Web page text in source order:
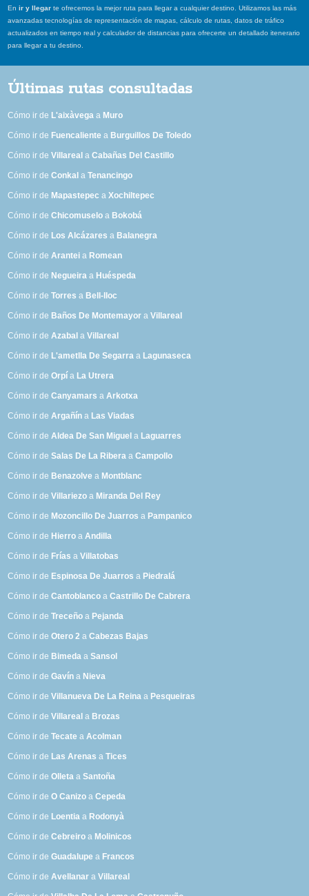
Enir y llegar te ofrecemos la mejor ruta para llegar a cualquier destino. Utilizamos las más
avanzadas tecnologías de representación de mapas, cálculo de rutas, datos de tráfico
actualizados en tiempo real y calculador de distancias para ofrecerte un detallado itenerario
para llegar a tu destino.
Últimas rutas consultadas
Cómo ir de L'aixàvega a Muro
Cómo ir de Fuencaliente a Burguillos De Toledo
Cómo ir deVillareal aCabañas Del Castillo
Cómo ir deConkal aTenancingo
Cómo ir de Mapastepec aXochiltepec
Cómo ir deChicomuselo a Bokobá
Cómo ir de Los Alcázares a Balanegra
Cómo ir deArantei a Romean
Cómo ir de Negueira a Huéspeda
Cómo ir deTorres a Bell-lloc
Cómo ir de Baños De Montemayor aVillareal
Cómo ir deAzabal aVillareal
Cómo ir de L'ametlla De Segarra a Lagunaseca
Cómo ir deOrpí a La Utrera
Cómo ir deCanyamars aArkotxa
Cómo ir deArgañín a Las Viadas
Cómo ir deAldea De San Miguel a Laguarres
Cómo ir deSalas De La Ribera aCampollo
Cómo ir de Benazolve a Montblanc
Cómo ir deVillariezo a Miranda Del Rey
Cómo ir de Mozoncillo De Juarros a Pampanico
Cómo ir de Hierro aAndilla
Cómo ir de Frías aVillatobas
Cómo ir de Espinosa De Juarros a Piedralá
Cómo ir deCantoblanco aCastrillo De Cabrera
Cómo ir deTreceño a Pejanda
Cómo ir deOtero 2 aCabezas Bajas
Cómo ir de Bimeda aSansol
Cómo ir deGavín a Nieva
Cómo ir deVillanueva De La Reina a Pesqueiras
Cómo ir deVillareal a Brozas
Cómo ir deTecate aAcolman
Cómo ir de Las Arenas aTices
Cómo ir deOlleta aSantoña
Cómo ir deO Canizo aCepeda
Cómo ir de Loentia a Rodonyà
Cómo ir deCebreiro a Molinicos
Cómo ir deGuadalupe a Francos
Cómo ir deAvellanar aVillareal